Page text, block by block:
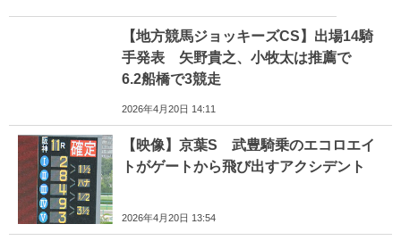
【地方競馬ジョッキーズCS】出場14騎
手発表 矢野貴之、小牧太は推薦で
6.2船橋で3競走
2026年4月20日 14:11
【映像】京葉S 武豊騎乗のエコロエイ
トがゲートから飛び出すアクシデント
2026年4月20日 13:54